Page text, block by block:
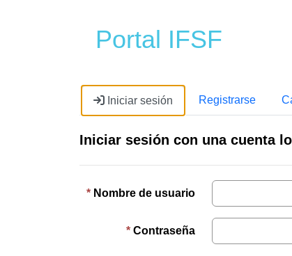
Portal IFSF
Iniciar sesión Registrarse
Iniciar sesión con una cuenta
Nombre de usuario
Contraseña